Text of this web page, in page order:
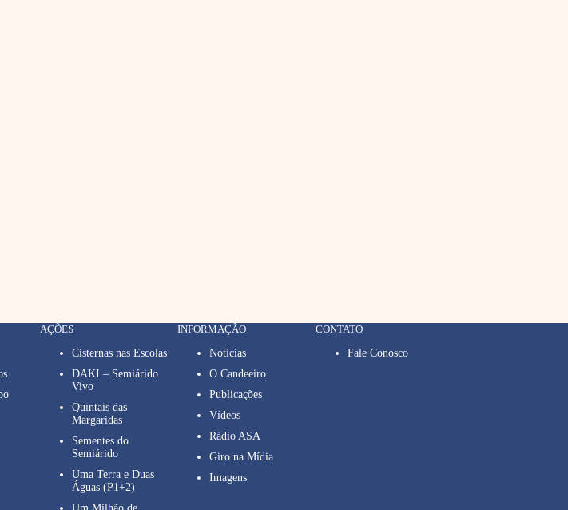
AÇÕES
Cisternas nas Escolas
DAKI – Semiárido
Vivo
Quintais das
Margaridas
Sementes do
Semiárido
Uma Terra e Duas
Águas (P1+2)
INFORMAÇÃO
Notícias
O Candeeiro
Publicações
Vídeos
Rádio ASA
Giro na Mídia
Imagens
CONTATO
Fale Conosco